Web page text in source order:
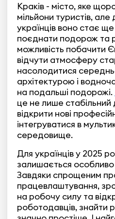
Краків - місто, яке
мільйони туристів, але
українців воно стає
поєднати подорож та
можливість побачити
відчути атмосферу
насолодитися
архітектурою і
на подальші подорожі.
це не лише стабільний
відкрити нові
інтегруватися в
середовище.
Для українців у 2025
залишається
Завдяки спрощеним
працевлаштування,
на робочу силу та
роботодавців, знайти